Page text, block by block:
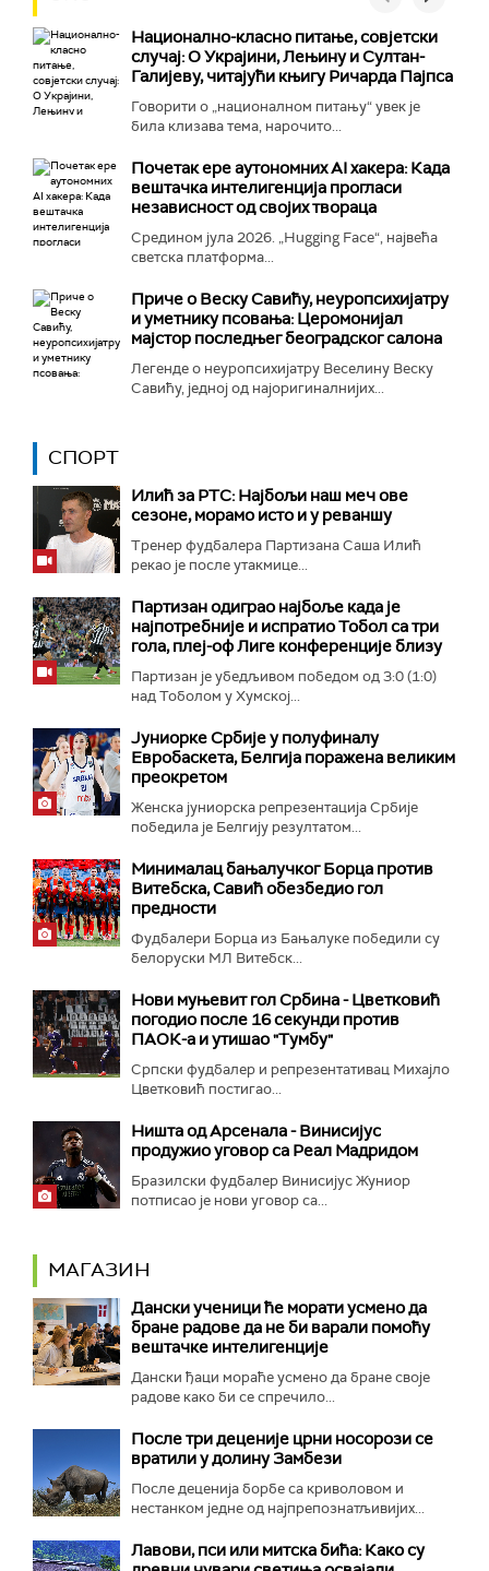
Национално-класнo питање, совјетски
случај: О Украјини, Лењину и Султан-
Галијеву, читајући књигу Ричарда Пајпса
Говорити о „националном питању“ увек је
била клизава тема, нарочито...
Почетак ере аутономних AI хакера: Када
вештачка интелигенција прогласи
независност од својих твораца
Средином јула 2026. „Hugging Face“, највећа
светска платформа...
Приче о Веску Савићу, неуропсихијатру
и уметнику псовања: Церомонијал
мајстор последњег београдског салона
Легенде о неуропсихијатру Веселину Веску
Савићу, једној од најоригиналнијих...
СПОРТ
Илић за РТС: Најбољи наш меч ове
сезоне, морамо исто и у реваншу
Тренер фудбалера Партизана Саша Илић
рекао је после утакмице...
Партизан одиграо најбоље када је
најпотребније и испратио Тобол са три
гола, плеј-оф Лиге конференције близу
Партизан је убедљивом победом од 3:0 (1:0)
над Тоболом у Хумској...
Јуниорке Србије у полуфиналу
Евробаскета, Белгија поражена великим
преокретом
Женска јуниорска репрезентација Србије
победила је Белгију резултатом...
Минималац бањалучког Борца против
Витебска, Савић обезбедио гол
предности
Фудбалери Борца из Бањалуке победили су
белоруски МЛ Витебск...
Нови муњевит гол Србина - Цветковић
погодио после 16 секунди против
ПАОК-а и утишао "Тумбу"
Српски фудбалер и репрезентативац Михајло
Цветковић постигао...
Ништа од Арсенала - Винисијус
продужио уговор са Реал Мадридом
Бразилски фудбалер Винисијус Жуниор
потписао је нови уговор са...
МАГАЗИН
Дански ученици ће морати усмено да
бране радове да не би варали помоћу
вештачке интелигенције
Дански ђаци мораће усмено да бране своје
радове како би се спречило...
После три деценије црни носорози се
вратили у долину Замбези
После деценија борбе са криволовом и
нестанком једне од најпрепознатљивијих...
Лавови, пси или митска бића: Како су